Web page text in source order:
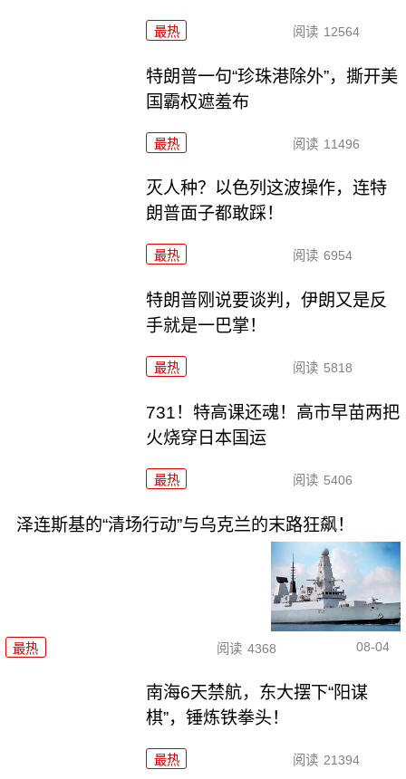
最热 阅读 12564
特朗普一句“珍珠港除外”，撕开美
国霸权遮羞布
最热 阅读 11496
灭人种？以色列这波操作，连特
朗普面子都敢踩！
最热 阅读 6954
特朗普刚说要谈判，伊朗又是反
手就是一巴掌！
最热 阅读 5818
731！特高课还魂！高市早苗两把
火烧穿日本国运
最热 阅读 5406
泽连斯基的“清场行动”与乌克兰的末路狂飙！
最热 阅读 4368 08-04
南海6天禁航，东大摆下“阳谋
棋”，锤炼铁拳头！
最热 阅读 21394